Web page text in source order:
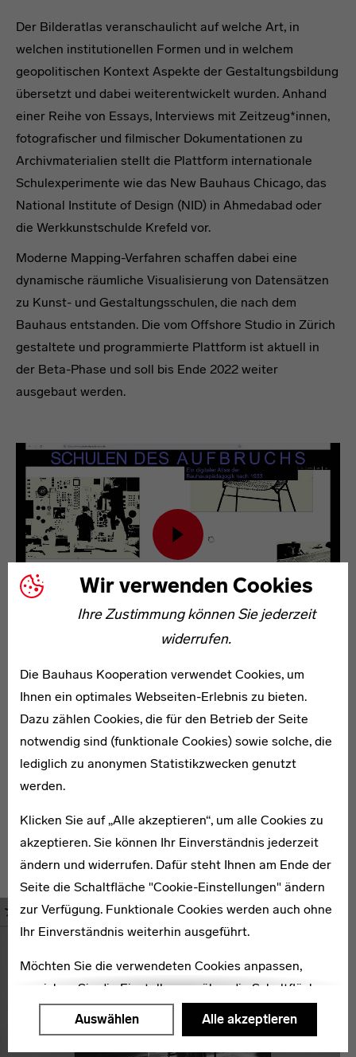
Wir verwenden Cookies
Ihre Zustimmung können Sie jederzeit
widerrufen.
Die Bauhaus Kooperation verwendet Cookies, um
Ihnen ein optimales Webseiten-Erlebnis zu bieten.
Dazu zählen Cookies, die für den Betrieb der Seite
notwendig sind (funktionale Cookies) sowie solche, die
lediglich zu anonymen Statistikzwecken genutzt
werden.
Klicken Sie auf „Alle akzeptieren“, um alle Cookies zu
akzeptieren. Sie können Ihr Einverständnis jederzeit
ändern und widerrufen. Dafür steht Ihnen am Ende der
Seite die Schaltfläche "Cookie-Einstellungen" ändern
zur Verfügung. Funktionale Cookies werden auch ohne
Ihr Einverständnis weiterhin ausgeführt.
Möchten Sie die verwendeten Cookies anpassen,
erreichen Sie die Einstellungen über die Schaltfläche
"Auswählen".
Auswählen Alle akzeptieren
Der Bilderatlas
Der Bilderatlas veranschaulicht auf welche Art, in
welchen institutionellen Formen und in welchem
geopolitischen Kontext Aspekte der Gestaltungsbildung
übersetzt und dabei weiterentwickelt wurden. Anhand
einer Reihe von Essays, Interviews mit Zeitzeug*innen,
fotografischer und filmischer Dokumentationen zu
Archivmaterialien stellt die Plattform internationale
Schulexperimente wie das New Bauhaus Chicago, das
National Institute of Design (NID) in Ahmedabad oder
die Werkkunstschulde Krefeld vor.
Moderne Mapping-Verfahren schaffen dabei eine
dynamische räumliche Visualisierung von Datensätzen
zu Kunst- und Gestaltungsschulen, die nach dem
Bauhaus entstanden. Die vom Offshore Studio in Zürich
gestaltete und programmierte Plattform ist aktuell in
der Beta-Phase und soll bis Ende 2022 weiter
ausgebaut werden.
Schulen des Aufbruchs - Trailer
Inhalt von Youtube laden
Die Website
Auf der Website finden sich wie auf einer Art
Leuchttisch Bilddokumente zu den verschiedenen
Schulexperimenten. Über das Cockpit in der Mitte des
Tischs können die Einträge zu den Schulen durchsucht,
gefiltert oder thematisch geordnet werden. Erste
Fallstudien zu Hochschulen in Brasilien, Albanien,
Jugoslawien konnten im Zuge einer einjährigen
Projektförderung bereits erarbeitet werden.